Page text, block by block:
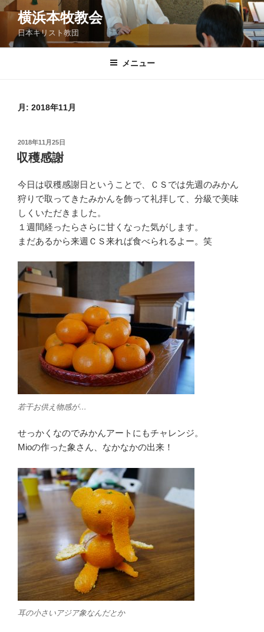
コ
ン
横浜本牧教会
日本キリスト教団
メニュー
月: 2018年11月
投
稿
日:
2018年11月25日
収穫感謝
今日は収穫感謝日ということで、ＣＳでは先週のみかん
狩りで取ってきたみかんを飾って礼拝して、分級で美味
しくいただきました。
１週間経ったらさらに甘くなった気がします。
まだあるから来週ＣＳ来れば食べられるよー。笑
若干お供え物感が…
せっかくなのでみかんアートにもチャレンジ。
Mioの作った象さん、なかなかの出来！
耳の小さいアジア象なんだとか